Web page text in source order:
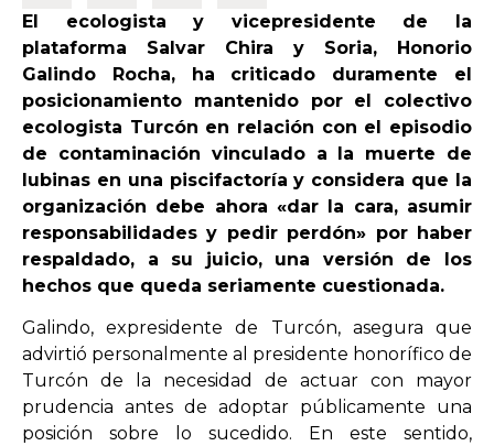
PROGRAMAS
El ecologista y vicepresidente de la
plataforma Salvar Chira y Soria, Honorio
Galindo Rocha, ha criticado duramente el
posicionamiento mantenido por el colectivo
ecologista Turcón en relación con el episodio
de contaminación vinculado a la muerte de
lubinas en una piscifactoría y considera que la
organización debe ahora «dar la cara, asumir
responsabilidades y pedir perdón» por haber
respaldado, a su juicio, una versión de los
hechos que queda seriamente cuestionada.
Galindo, expresidente de Turcón, asegura que
advirtió personalmente al presidente honorífico de
Turcón de la necesidad de actuar con mayor
prudencia antes de adoptar públicamente una
posición sobre lo sucedido. En este sentido,